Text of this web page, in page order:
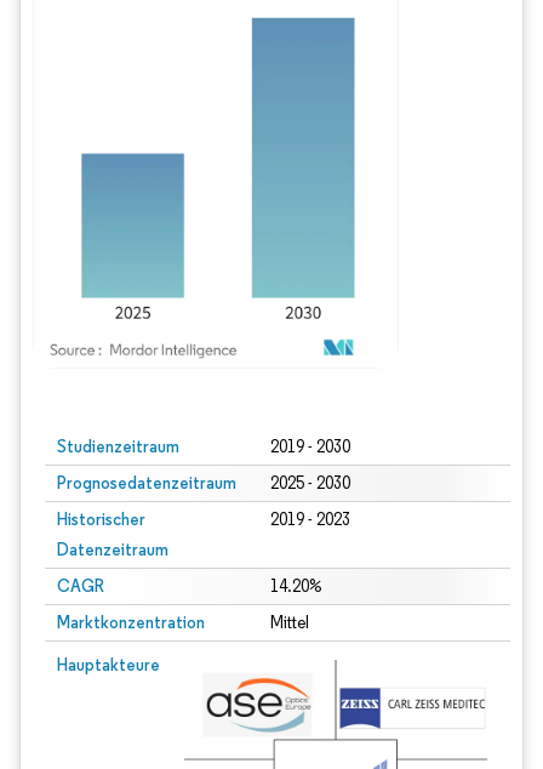
Studienzeitraum 2019 - 2030
Prognosedatenzeitraum 2025 - 2030
Historischer
Datenzeitraum
2019 - 2023
CAGR 14.20%
Marktkonzentration Mittel
Hauptakteure